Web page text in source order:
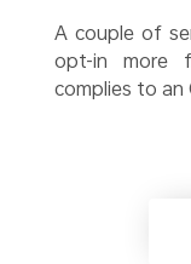
A couple of
opt-in more
complies to an